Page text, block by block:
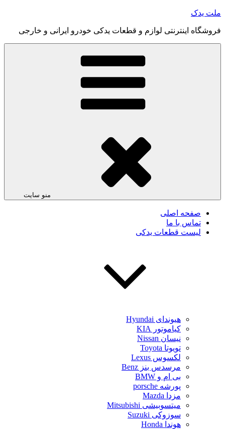
رفتن
محتوا
ملت یدک
فروشگاه اینترنتی لوازم و قطعات یدکی خودرو ایرانی و خارجی
منو سایت
صفحه اصلی
تماس با ما
لیست قطعات یدکی
هیوندای Hyundai
کیاموتور KIA
نیسان Nissan
تویوتا Toyota
لکسوس Lexus
مرسدس بنز Benz
بی ام و BMW
پورشه porsche
مزدا Mazda
میتسوبیشی Mitsubishi
سوزوکی Suzuki
هوندا Honda